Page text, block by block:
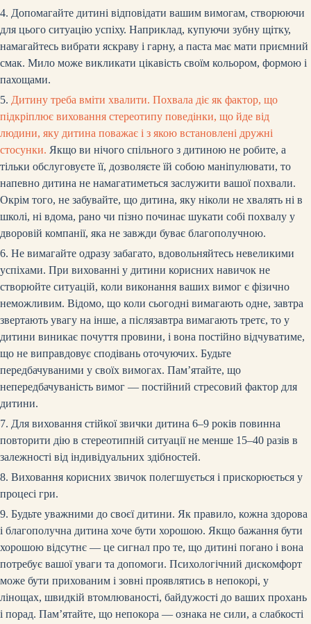
4. Допомагайте дитині відповідати вашим вимогам, створюючи
для цього ситуацію успіху. Наприклад, купуючи зубну щітку,
намагайтесь вибрати яскраву і гарну, а паста має мати приємний
смак. Мило може викликати цікавість своїм кольором, формою і
пахощами.
5. Дитину треба вміти хвалити. Похвала діє як фактор, що
підкріплює виховання стереотипу поведінки, що йде від
людини, яку дитина поважає і з якою встановлені дружні
стосунки. Якщо ви нічого спільного з дитиною не робите, а
тільки обслуговуєте її, дозволяєте їй собою маніпулювати, то
напевно дитина не намагатиметься заслужити вашої похвали.
Окрім того, не забувайте, що дитина, яку ніколи не хвалять ні в
школі, ні вдома, рано чи пізно починає шукати собі похвалу у
дворовій компанії, яка не завжди буває благополучною.
6. Не вимагайте одразу забагато, вдовольняйтесь невеликими
успіхами. При вихованні у дитини корисних навичок не
створюйте ситуацій, коли виконання ваших вимог є фізично
неможливим. Відомо, що коли сьогодні вимагають одне, завтра
звертають увагу на інше, а післязавтра вимагають третє, то у
дитини виникає почуття провини, і вона постійно відчуватиме,
що не виправдовує сподівань оточуючих. Будьте
передбачуваними у своїх вимогах. Пам’ятайте, що
непередбачуваність вимог — постійний стресовий фактор для
дитини.
7. Для виховання стійкої звички дитина 6–9 років повинна
повторити дію в стереотипній ситуації не менше 15–40 разів в
залежності від індивідуальних здібностей.
8. Виховання корисних звичок полегшується і прискорюється у
процесі гри.
9. Будьте уважними до своєї дитини. Як правило, кожна здорова
і благополучна дитина хоче бути хорошою. Якщо бажання бути
хорошою відсутнє — це сигнал про те, що дитині погано і вона
потребує вашої уваги та допомоги. Психологічний дискомфорт
може бути прихованим і зовні проявлятись в непокорі, у
лінощах, швидкій втомлюваності, байдужості до ваших прохань
і порад. Пам’ятайте, що непокора — ознака не сили, а слабкості